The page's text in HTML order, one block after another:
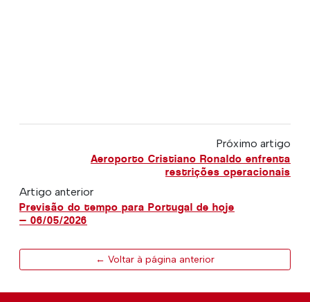
Próximo artigo
Aeroporto Cristiano Ronaldo enfrenta
restrições operacionais
Artigo anterior
Previsão do tempo para Portugal de hoje
— 06/05/2026
← Voltar à página anterior